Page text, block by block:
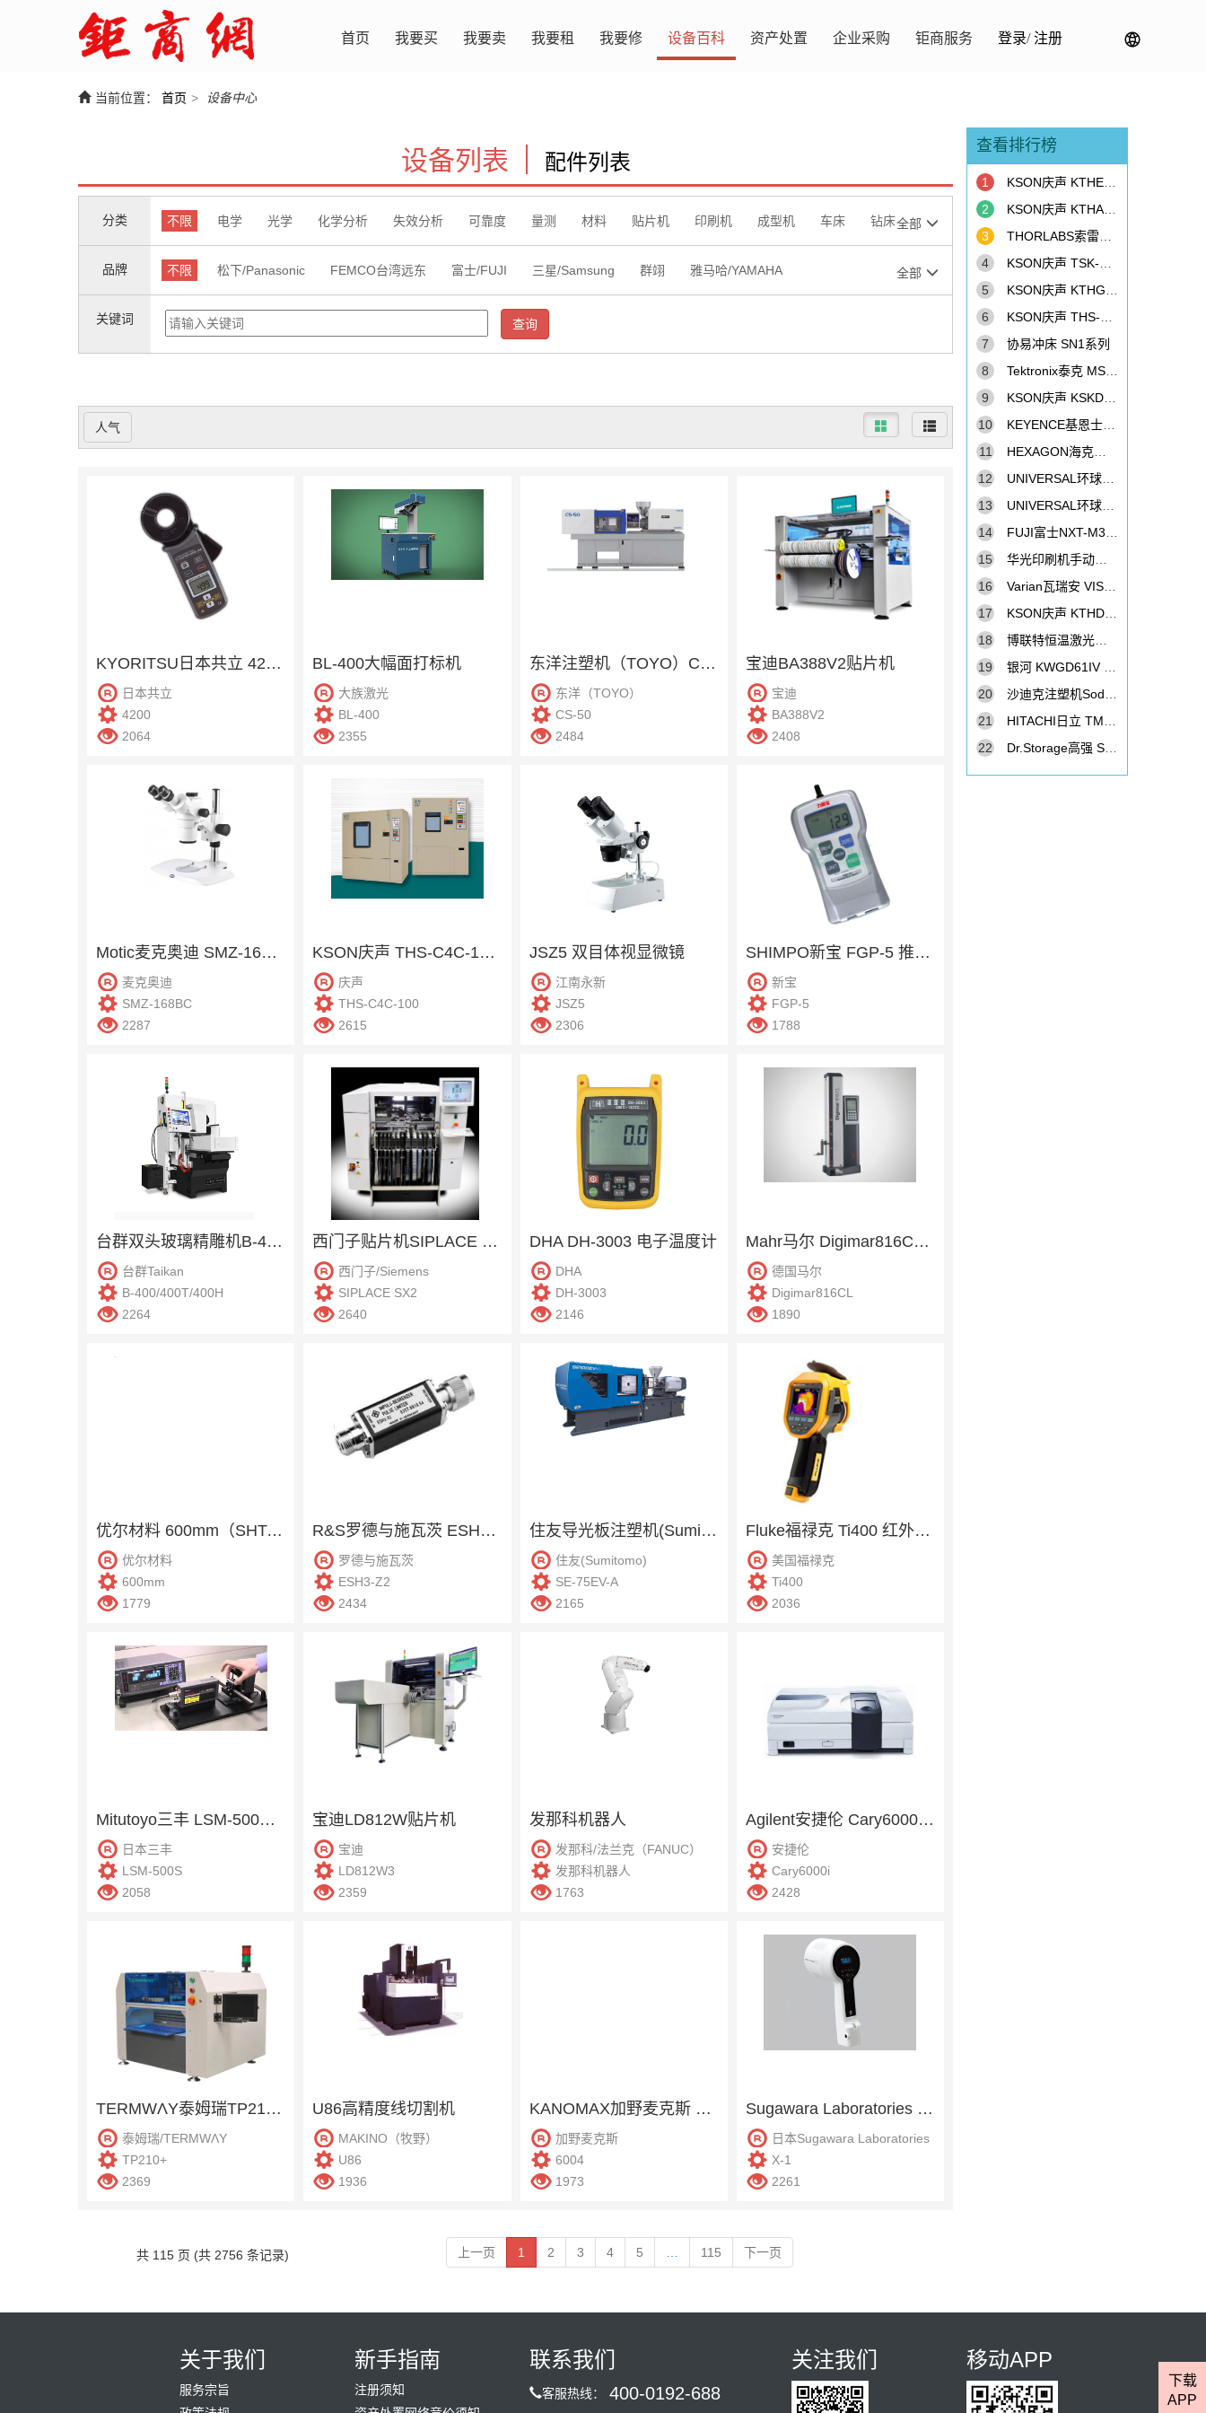
首页 我要买 我要卖 我要租 我要修 设备百科 资产处置 企业采购 钜商服务 登录/注册
下载
APP
当前位置： 首页 > 设备中心
设备列表 配件列表
分类 不限 电学 光学 化学分析 失效分析 可靠度 量测 材料 贴片机 印刷机 成型机 车床 钻床全部
品牌 不限 松下/Panasonic FEMCO台湾远东 富士/FUJI 三星/Samsung 群翊 雅马哈/YAMAHA 全部
关键词 查询
人气
KYORITSU日本共立 4200 接地电阻测试仪
日本共立
4200
2064
BL-400大幅面打标机
大族激光
BL-400
2355
东洋注塑机（TOYO）CS-50
东洋（TOYO）
CS-50
2484
宝迪BA388V2贴片机
宝迪
BA388V2
2408
Motic麦克奥迪 SMZ-168BC 体视显微镜
麦克奥迪
SMZ-168BC
2287
KSON庆声 THS-C4C-100 恒温恒湿柜
庆声
THS-C4C-100
2615
JSZ5 双目体视显微镜
江南永新
JSZ5
2306
SHIMPO新宝 FGP-5 推拉力计
新宝
FGP-5
1788
台群双头玻璃精雕机B-400/400T/400H
台群Taikan
B-400/400T/400H
2264
西门子贴片机SIPLACE SX2
西门子/Siemens
SIPLACE SX2
2640
DHA DH-3003 电子温度计
DHA
DH-3003
2146
Mahr马尔 Digimar816CL 高度规
德国马尔
Digimar816CL
1890
优尔材料 600mm（SHT-1-50） 高度规
优尔材料
600mm
1779
R&S罗德与施瓦茨 ESH3-Z2 脉冲限幅器
罗德与施瓦茨
ESH3-Z2
2434
住友导光板注塑机(Sumitomo) SE-75EV-A
住友(Sumitomo)
SE-75EV-A
2165
Fluke福禄克 Ti400 红外热像仪
美国福禄克
Ti400
2036
Mitutoyo三丰 LSM-500S 激光外径测定机
日本三丰
LSM-500S
2058
宝迪LD812W贴片机
宝迪
LD812W3
2359
发那科机器人
发那科/法兰克（FANUC）
发那科机器人
1763
Agilent安捷伦 Cary6000i 紫外可见分光亮度计
安捷伦
Cary6000i
2428
TERMWΛY泰姆瑞TP210+贴片机
泰姆瑞/TERMWΛY
TP210+
2369
U86高精度线切割机
MAKINO（牧野）
U86
1936
KANOMAX加野麦克斯 6004 风速计
加野麦克斯
6004
1973
Sugawara Laboratories X-1 手持式闪频仪
日本Sugawara Laboratories
X-1
2261
共 115 页 (共 2756 条记录) 上一页 1 2 3 4 5 115 下一页
查看排行榜
1
KSON庆声 KTHE-415TBS-ML120 恒温恒湿柜
2
KSON庆声 KTHA-615TBS 恒温恒湿柜
3
THORLABS索雷博 PM100D 光功率计
4
KSON庆声 TSK-D4T-150+RAMP 冷热冲击机
5
KSON庆声 KTHG-415TBS 恒温恒湿柜
6
KSON庆声 THS-D6H+-150-LH 恒温恒湿柜
7
协易冲床 SN1系列
8
Tektronix泰克 MSO4054B 示波器
9
KSON庆声 KSKD-415TBS 冷热冲击机
10
KEYENCE基恩士 VHX-1000C 数码显微镜
11
HEXAGON海克斯康 Global Performance 7107 接触式三次元
12
UNIVERSAL环球GC-30S贴片机
13
UNIVERSAL环球GX11S贴片机
14
FUJI富士NXT-M3II贴片机
15
华光印刷机手动凸版印刷机
16
Varian瓦瑞安 VISTA-PRO 光谱仪
17
KSON庆声 KTHD-715BS 恒温恒湿柜
18
博联特恒温激光锡焊机BTST-30D
19
银河 KWGD61IV 高温变率温度柜
20
沙迪克注塑机Sodick（射出成型机）GA100
21
HITACHI日立 TM3030 台式电子显微镜
22
Dr.Storage高强 SDE-1452 防潮箱
关于我们
服务宗旨
新手指南
注册须知
联系我们
客服热线： 400-0192-688
关注我们 移动APP